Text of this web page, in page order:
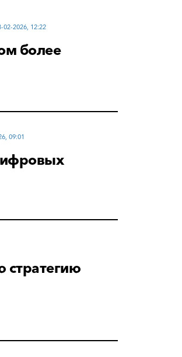
02-2026, 12:22
более
09:01
стратегию